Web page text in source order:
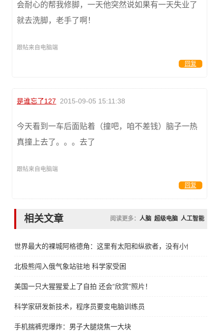
会耐心的帮我修脚，一天他突然说如果有一天失业了
就去洗脚，老手了啊！
跟帖来自电脑端
回复
是谁忘了127 2015-09-05 15:11:38
今天看到一车后面贴着（撞吧，咱不差钱）脑子一热
真撞上去了。。。去了
跟帖来自电脑端
回复
相关文章 阅读更多： 人脑 超级电脑 人工智能
世界最大的裸城阿格德角：这里有太阳和纵欲者，没有小偷小摸
北极熊闯入俄气象站驻地 科学家受困
美国一只大猩猩爱上了自拍 还会“欣赏”照片！
科学家研发新技术，程序员要变电脑训练员
手机揣裤兜爆炸：男子大腿烧焦一大块